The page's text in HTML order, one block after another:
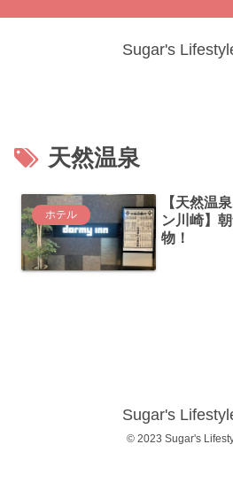
Sugar's
天然温泉
ホテル
【天然温
ン川崎】
物！
Sugar's
© 2023 Sugar's